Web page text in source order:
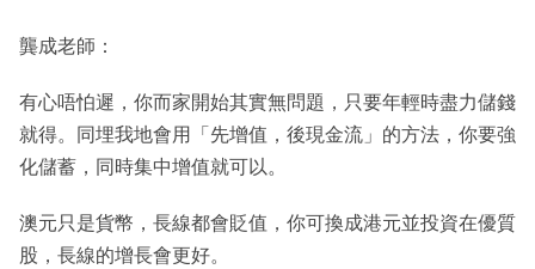
龔成老師：
有心唔怕遲，你而家開始其實無問題，只要年輕時盡力儲錢
就得。同埋我地會用「先增值，後現金流」的方法，你要強
化儲蓄，同時集中增值就可以。
澳元只是貨幣，長線都會貶值，你可換成港元並投資在優質
股，長線的增長會更好。